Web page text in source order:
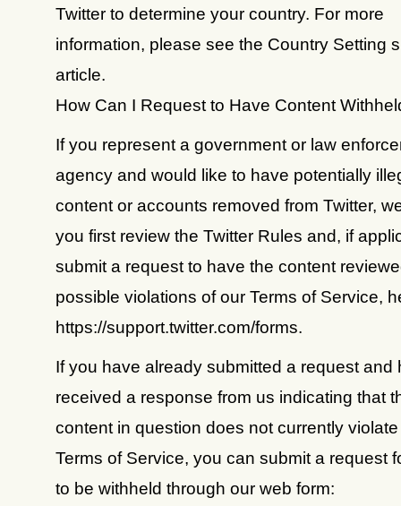
Twitter to determine your country. For more
information, please see the Country Setting
article.
How Can I Request to Have Content
If you represent a government or law
agency and would like to have potentially
content or accounts removed from Twitter,
you first review the Twitter Rules and, if
submit a request to have the content
possible violations of our Terms of Service,
https://support.twitter.com/forms.
If you have already submitted a request and
received a response from us indicating that
content in question does not currently
Terms of Service, you can submit a request
to be withheld through our web form: